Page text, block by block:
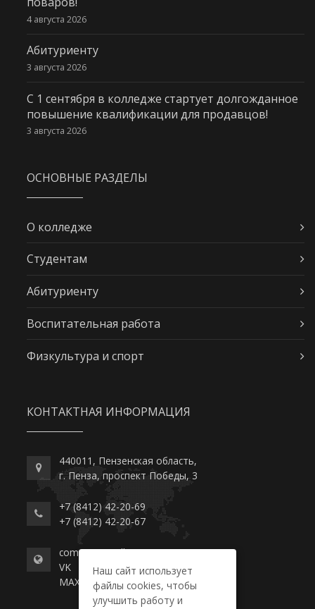
4 августа 2026
Абитуриенту
3 августа 2026
С 1 сентября в колледже стартует долгожданное
повышение квалификации для продавцов!
3 августа 2026
ОСНОВНЫЕ РАЗДЕЛЫ
О колледже
Студентам
Абитуриенту
Воспитательная работа
Физкультура и спорт
КОНТАКТНАЯ ИНФОРМАЦИЯ
440011, Пензенская область,
г. Пенза, проспект Победы, 3
+7 (8412) 42-20-69
+7 (8412) 42-20-67
commerce-college.ru
VK
MAX
Наш сайт использует
файлы cookies, чтобы
улучшить работу и